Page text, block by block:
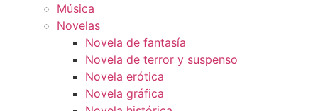
Música
Novelas
Novela de fantasía
Novela de terror y suspenso
Novela erótica
Novela gráfica